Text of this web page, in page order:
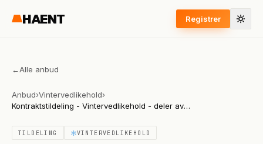
HAENT Registrer
←Alle anbud
Anbud›Vintervedlikehold›
Kontraktstildeling - Vintervedlikehold - deler av
TILDELING VINTERVEDLIKEHOLD